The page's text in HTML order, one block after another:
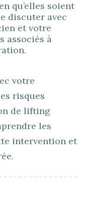
qu’elles soient
discuter avec
et votre
associés à
votre
risques
de lifting
les
intervention et